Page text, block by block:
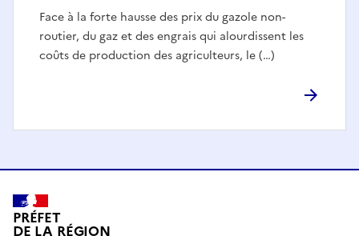
Face à la forte hausse des prix du gazole non-
routier, du gaz et des engrais qui alourdissent les
coûts de production des agriculteurs, le (…)
PRÉFET
DE LA RÉGION